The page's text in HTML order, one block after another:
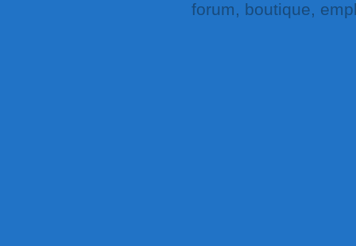
forum, boutique,